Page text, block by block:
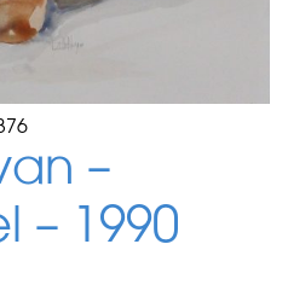
–
– 1990